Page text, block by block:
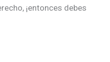
¡entonces debes